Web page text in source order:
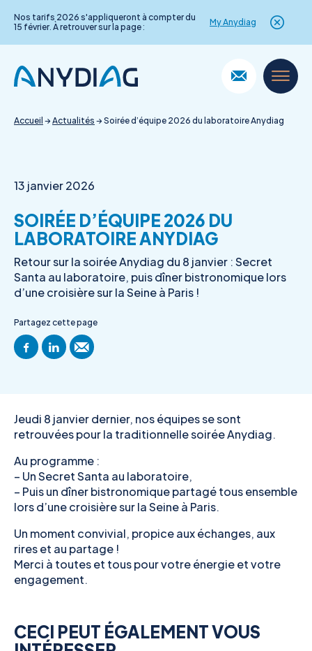
Nos tarifs 2026 s'appliqueront à compter du
15 février. À retrouver sur la page :
My Anydiag
content
Accueil →Actualités →Soirée d’équipe 2026 du laboratoire Anydiag
13 janvier 2026
SOIRÉE D’ÉQUIPE 2026 DU
LABORATOIRE ANYDIAG
Retour sur la soirée Anydiag du 8 janvier : Secret
Santa au laboratoire, puis dîner bistronomique lors
d’une croisière sur la Seine à Paris !
Partagez cette page
Jeudi 8 janvier dernier, nos équipes se sont
retrouvées pour la traditionnelle soirée Anydiag.
Au programme :
– Un Secret Santa au laboratoire,
– Puis un dîner bistronomique partagé tous ensemble
lors d’une croisière sur la Seine à Paris.
Un moment convivial, propice aux échanges, aux
rires et au partage !
Merci à toutes et tous pour votre énergie et votre
engagement.
CECI PEUT ÉGALEMENT VOUS